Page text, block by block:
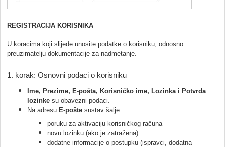
REGISTRACIJA KORISNIKA
U koracima koji slijede unosite podatke o korisniku, odnosno
preuzimatelju dokumentacije za nadmetanje.
1. korak: Osnovni podaci o korisniku
Ime, Prezime, E-pošta, Korisničko ime, Lozinka i Potvrda
lozinke su obavezni podaci.
Na adresu E-pošte sustav šalje:
poruku za aktivaciju korisničkog računa
novu lozinku (ako je zatražena)
dodatne informacije o postupku (ispravci, dodatna